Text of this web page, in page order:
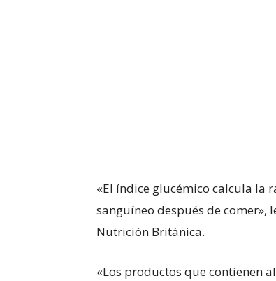
«El índice glucémico calcula la
sanguíneo después de comer»,
Nutrición Británica.
«Los productos que contienen